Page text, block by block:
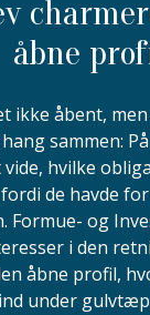
åbne
ikke åbent,
sammen:
hvilke
de havde
Formue- og
i den
åbne profil,
ind under